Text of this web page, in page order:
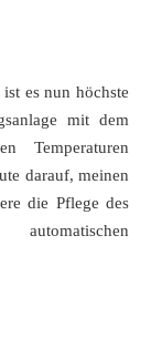
mit dem
Temperaturen
darauf, meinen
die Pflege des